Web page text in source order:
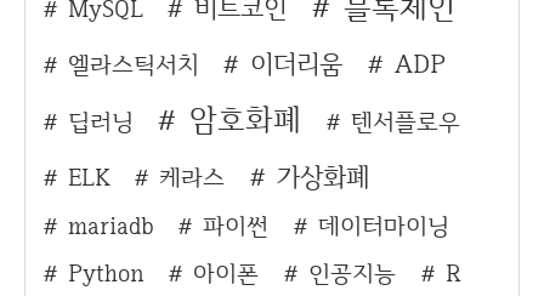
MySQL
비트코인
엘라스틱서치 이더리움 ADP
딥러닝 암호화폐
텐서플로우
ELK
케라스 가상화폐
mariadb 파이썬
데이터마이닝
Python
아이폰 인공지능
R